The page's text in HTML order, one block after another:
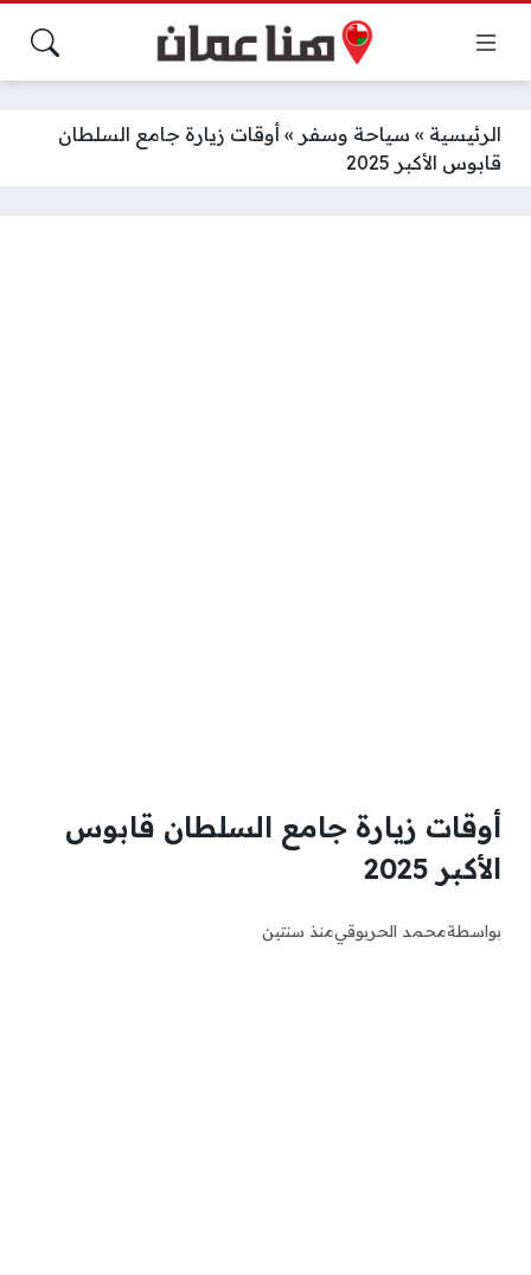
الرئيسية » سياحة وسفر » أوقات زيارة جامع السلطان
قابوس الأكبر 2025
أوقات زيارة جامع السلطان قابوس
الأكبر 2025
بواسطةمحمد الحربوقيمنذ سنتين